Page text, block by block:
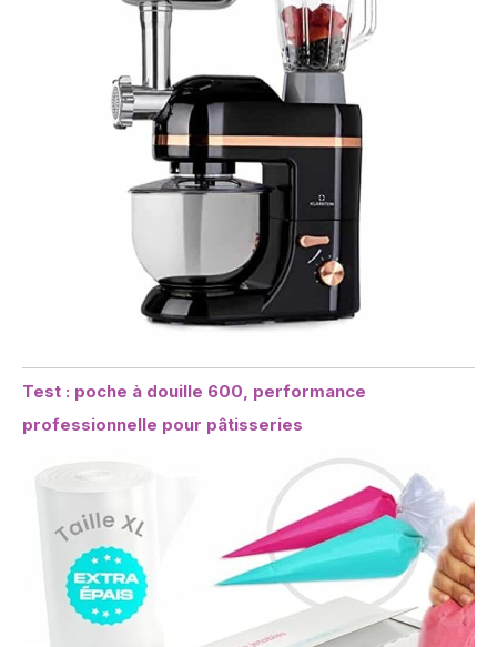
Test : poche à douille 600, performance
professionnelle pour pâtisseries